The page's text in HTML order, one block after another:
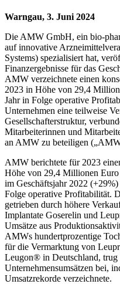
Warngau, 3. Juni 2024
Die AMW GmbH, ein bio-
auf innovative
Systems) spezialisiert hat,
Finanzergebnisse für das
AMW verzeichnete einen
2023 in Höhe von 29,4
Jahr in Folge operative
Unternehmen eine teilweise
Gesellschafterstruktur,
Mitarbeiterinnen und
an AMW zu beteiligen
AMW berichtete für 2023
Höhe von 29,4 Millionen
im Geschäftsjahr 2022
Folge operative Profitabilität.
getrieben durch höhere
Implantate Goserelin und
Umsätze aus
AMWs hundertprozentige
für die Vermarktung von
Leugon® in Deutschland, trug
Unternehmensumsätzen bei,
Umsatzrekorde verzeichnete.